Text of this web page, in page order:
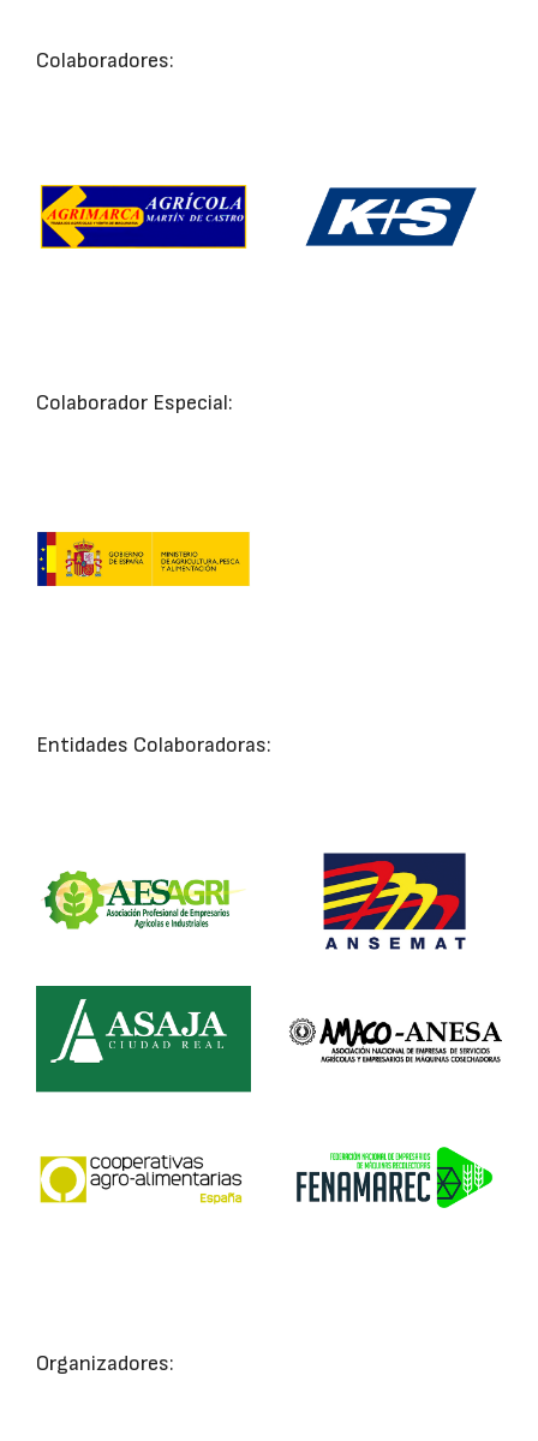
Colaboradores:
Colaborador Especial:
Entidades Colaboradoras:
Organizadores: